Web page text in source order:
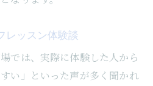
レッスン体験談
では、実際に体験した人から
い」といった声が多く聞かれ